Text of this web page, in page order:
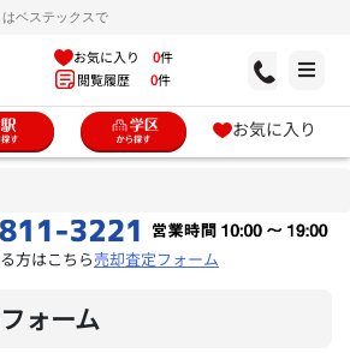
ベステックスで
お気に入り 0件
閲覧履歴 0件
お気に入り
方はこちら売却査定フォーム
ォーム